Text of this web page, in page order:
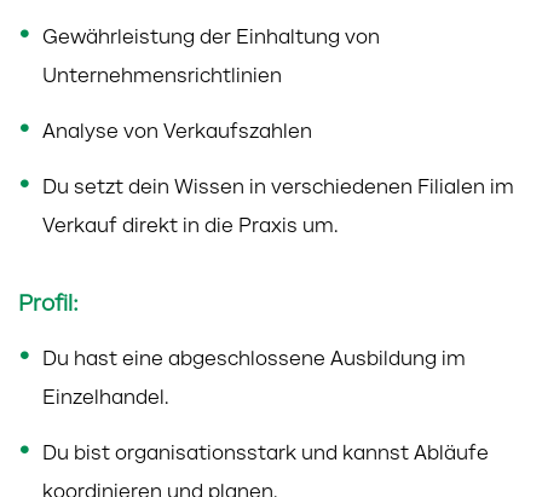
Gewährleistung der Einhaltung von
Unternehmensrichtlinien
Analyse von Verkaufszahlen
Du setzt dein Wissen in verschiedenen Filialen im
Verkauf direkt in die Praxis um.
Profil:
Du hast eine abgeschlossene Ausbildung im
Einzelhandel.
Du bist organisationsstark und kannst Abläufe